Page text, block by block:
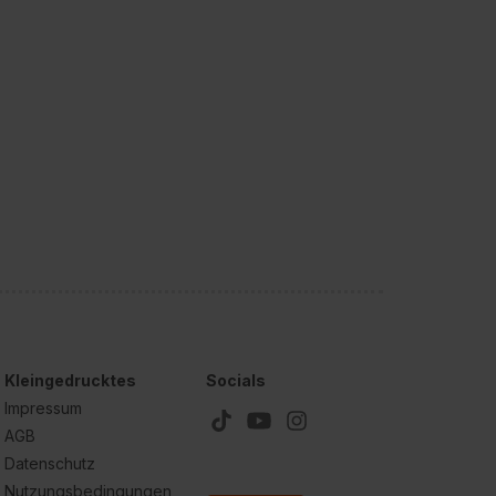
Kleingedrucktes
Impressum
AGB
Datenschutz
Nutzungsbedingungen
Socials